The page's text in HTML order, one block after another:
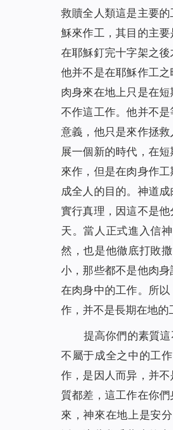
救贖全人類這是主要
穌來作工，其目的主
在耶穌釘完十字架之
他并不是在耶穌作工
肉身來在地上只是在
不作這工作。他并不
意義，他只是來作拯
展一個新的時代，在
來作，但是在肉身作
成全人的目的。神道
實行真理，因這不是
天。當人正式進入信
然，也是他徹底打敗
小，那些都不是他肉
在肉身中的工作。所
作，并不是長期在地的
提高你們的素質
不屬于成全之中的工
作，是因人而异，并
質都差，這工作在你
來，神來在地上是安